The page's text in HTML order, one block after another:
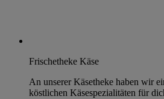
Frischetheke Käse
An unserer Käsetheke haben wir
köstlichen Käsespezialitäten für